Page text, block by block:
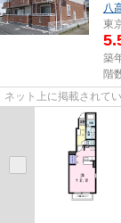
八
東
築
階
ネット上に掲載されて